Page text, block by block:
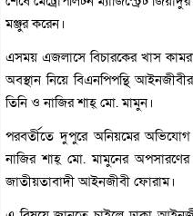
মঞ্জুর করেন।
এসময় এজলাসে বিচারকের খাস
অবস্থান নিয়ে বিএনপিপন্থি
তিনি ও নাজির শাহ্ মো. মামুন।
পরবর্তীতে দুপুরে অনিয়মের
নাজির শাহ্ মো. মামুনের
জাতীয়তাবাদী আইনজীবী ফোরাম।